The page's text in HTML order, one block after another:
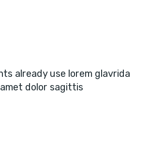
already use lorem glavrida
amet dolor sagittis